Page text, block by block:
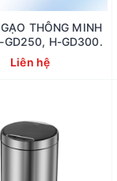
THÔNG MINH
GD250, H-GD300.
Liên hệ